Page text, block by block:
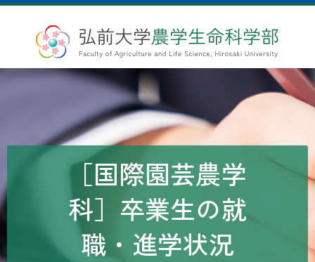
［国際園芸農学
科］卒業生の就
職・進学状況